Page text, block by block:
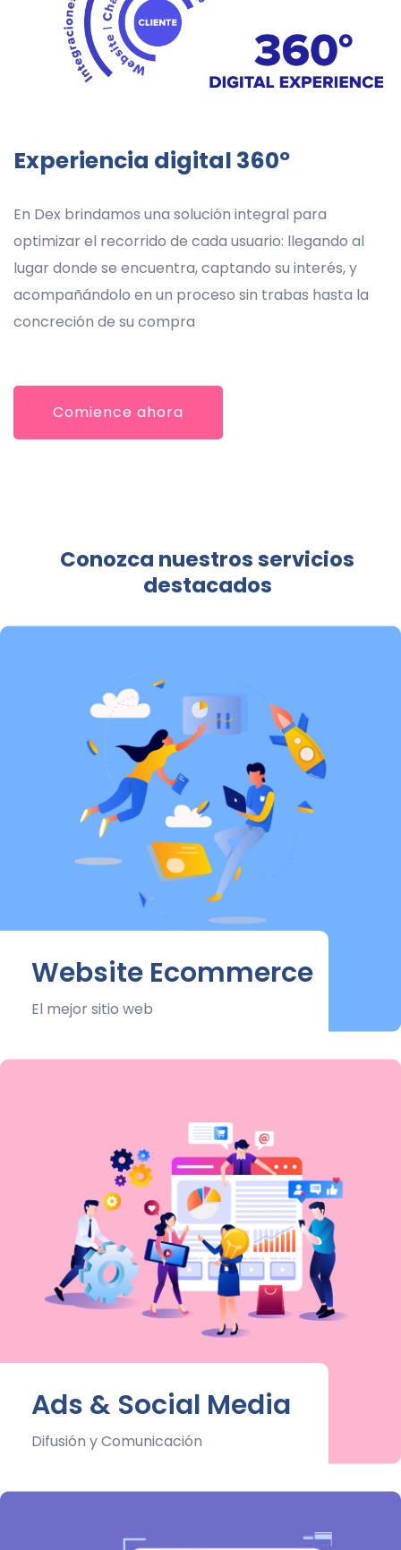
Experiencia digital 360º
En Dex brindamos una solución integral para
optimizar el recorrido de cada usuario: llegando al
lugar donde se encuentra, captando su interés, y
acompañándolo en un proceso sin trabas hasta la
concreción de su compra
Comience ahora
Conozca nuestros servicios
destacados
Website Ecommerce
El mejor sitio web
Ads & Social Media
Difusión y Comunicación